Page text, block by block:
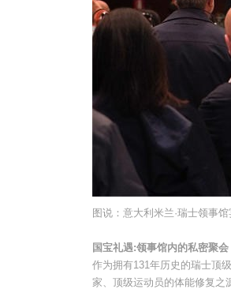
图说：意大利米兰·瑞士领事
国宝礼遇:领事馆内的私密聚会
作为拥有131年历史的瑞士顶
家、顶级运动员的体能修复之